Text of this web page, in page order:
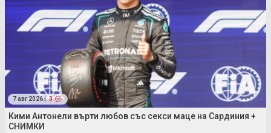
7 авг 2026 | 3
Кими Антонели върти любов със секси маце на Сардиния +
СНИМКИ